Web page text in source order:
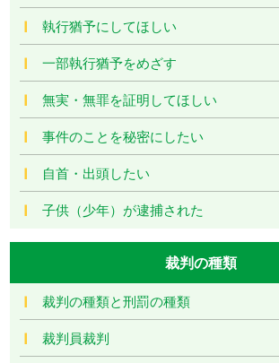
執行猶予にしてほしい
一部執行猶予をめざす
無実・無罪を証明してほしい
事件のことを秘密にしたい
自首・出頭したい
子供（少年）が逮捕された
裁判の種類
裁判の種類と刑罰の種類
裁判員裁判